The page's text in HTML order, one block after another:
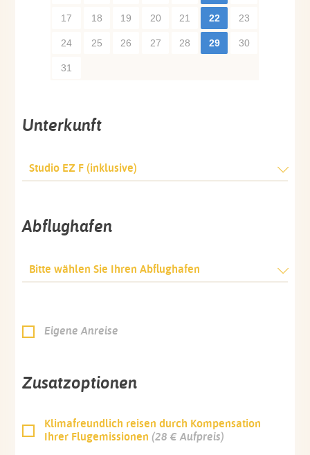
17 18 19 20 21 22 23
24 25 26 27 28 29 30
31
Unterkunft
Studio EZ F (inklusive)
Abflughafen
Bitte wählen Sie Ihren Abflughafen
Eigene Anreise
Zusatzoptionen
Klimafreundlich reisen durch Kompensation
Ihrer Flugemissionen (28 € Aufpreis)